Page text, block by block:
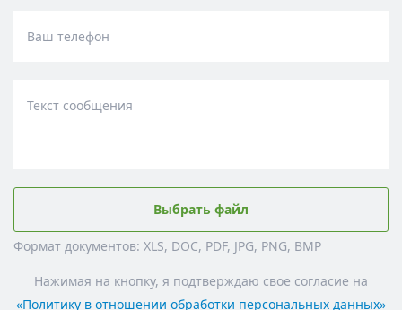
Ваш телефон
Текст сообщения
Выбрать файл
Формат документов: XLS, DOC, PDF, JPG, PNG, BMP
Нажимая на кнопку, я подтверждаю свое согласие на
«Политику в отношении обработки персональных данных»